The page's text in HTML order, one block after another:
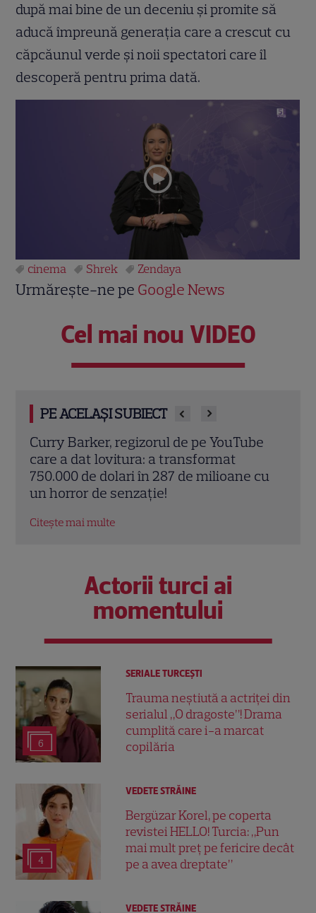
după mai bine de un deceniu și promite să
aducă împreună generația care a crescut cu
căpcăunul verde și noii spectatori care îl
descoperă pentru prima dată.
cinema Shrek Zendaya
Urmărește-ne pe Google News
Cel mai nou VIDEO
PE ACELAȘI SUBIECT
cu
Tom Holland a confirmat că el și
s-au căsătorit în secret! Cum s-a dat
gol fără să vrea
Citește mai multe
Actorii turci ai
momentului
6
SERIALE TURCEŞTI
Trauma neștiută a actriței din
serialul „O dragoste”! Drama
cumplită care i-a marcat
copilăria
4
VEDETE STRĂINE
Bergüzar Korel, pe coperta
revistei HELLO! Turcia: „Pun
mai mult preț pe fericire decât
pe a avea dreptate”
VEDETE STRĂINE